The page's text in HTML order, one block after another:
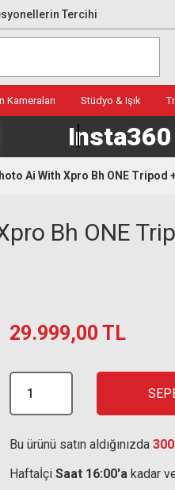
Tercihi
Kameraları Stüdyo & Işık
Insta360
Ai With Xpro Bh ONE Tripod
Bh ONE
29.999,00 TL
Bu ürünü satın aldığınızda
Haftaİçi Saat 16:00'a kadar